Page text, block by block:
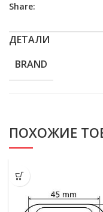
Share:
ДЕТАЛИ
BRAND
ПОХОЖИЕ